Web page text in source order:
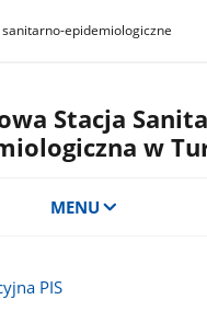
epidemiologiczne
Stacja
w
MENU
PIS